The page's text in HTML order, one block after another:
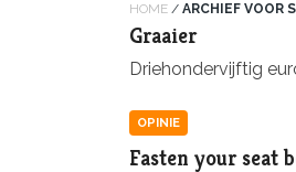
HOME / ARCHIEF VOOR
Graaier
Driehondervijftig
OPINIE
Fasten your seat